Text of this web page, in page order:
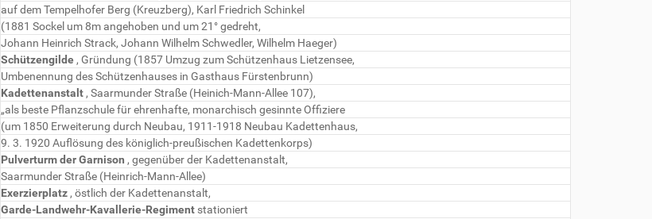
auf dem Tempelhofer Berg (Kreuzberg), Karl Friedrich Schinkel
(1881 Sockel um 8m angehoben und um 21° gedreht,
Johann Heinrich Strack, Johann Wilhelm Schwedler, Wilhelm Haeger)
Schützengilde , Gründung (1857 Umzug zum Schützenhaus Lietzensee,
Umbenennung des Schützenhauses in Gasthaus Fürstenbrunn)
Kadettenanstalt , Saarmunder Straße (Heinich-Mann-Allee 107),
„als beste Pflanzschule für ehrenhafte, monarchisch gesinnte Offiziere
(um 1850 Erweiterung durch Neubau, 1911-1918 Neubau Kadettenhaus,
9. 3. 1920 Auflösung des königlich-preußischen Kadettenkorps)
Pulverturm der Garnison , gegenüber der Kadettenanstalt,
Saarmunder Straße (Heinrich-Mann-Allee)
Exerzierplatz , östlich der Kadettenanstalt,
Garde-Landwehr-Kavallerie-Regiment stationiert